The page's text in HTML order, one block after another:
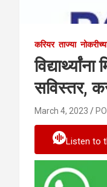
करियर ताज्या
सविस्तर,
March 4, 2023
Listen to